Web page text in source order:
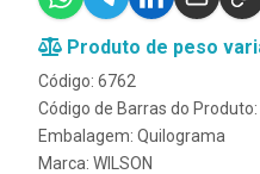
Produto de peso
Código: 6762
Código de Barras do
Embalagem: Quilograma
Marca: WILSON